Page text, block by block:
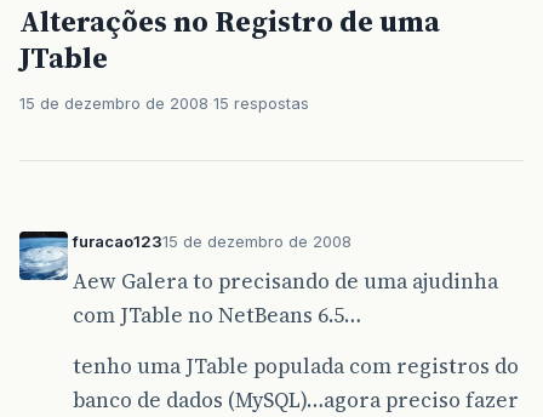
Alterações no Registro de uma
JTable
15 de dezembro de 2008 15 respostas
furacao12315 de dezembro de 2008
Aew Galera to precisando de uma ajudinha
com JTable no NetBeans 6.5…
tenho uma JTable populada com registros do
banco de dados (MySQL)…agora preciso fazer